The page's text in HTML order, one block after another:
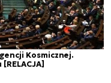
Kosmicznej.